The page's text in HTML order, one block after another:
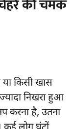
की चमक
या किसी खास
निखराहुआ
करना है, उतना